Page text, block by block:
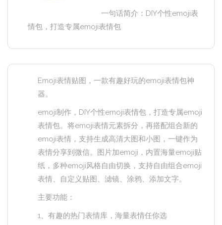
一句话简介：DIY个性emoji表
情包，打造专属emoji表情包
Emoji表情贴图，一款有趣好玩的emoji表情包神
器。
emoji制作，DIY个性emoji表情包，打造专属emoji
表情包。将emoji表情元素拆分，再搭配组合新的
emoji表情，支持生成高清大图和小图，一键作为
表情分享到微信。图片加emoji，内置海量emoji贴
纸，多种emoji风格自由切换，支持自由组合emoji
表情、自定义贴图、滤镜、涂鸦、添加文字。
主要功能：
1、有趣的热门表情库，海量表情任你选